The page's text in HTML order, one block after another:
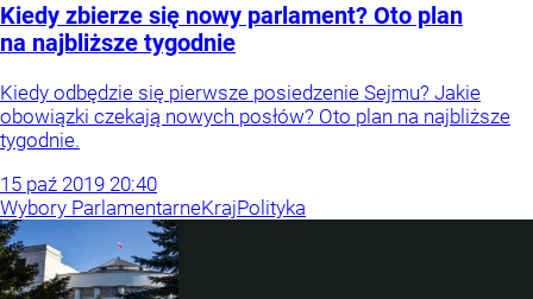
Kiedy zbierze się nowy parlament? Oto plan
na najbliższe tygodnie
Kiedy odbędzie się pierwsze posiedzenie Sejmu? Jakie
obowiązki czekają nowych posłów? Oto plan na najbliższe
tygodnie.
15 paź 2019 20:40
Wybory ParlamentarneKrajPolityka